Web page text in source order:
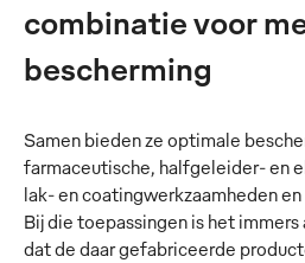
combinatie voor
bescherming
Samen bieden ze optimale
farmaceutische, halfgeleider- en
lak- en coatingwerkzaamheden
Bij die toepassingen is het
dat de daar gefabriceerde